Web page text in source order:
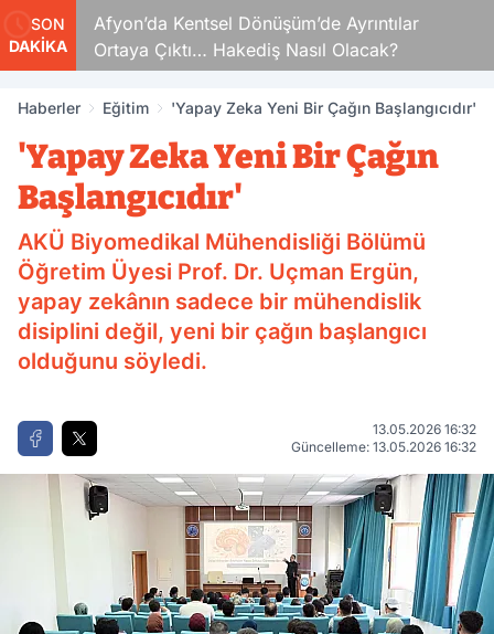
SON
DAKİKA
Afyon’da Kentsel Dönüşüm’de Ayrıntılar
Ortaya Çıktı… Hakediş Nasıl Olacak?
Haberler Eğitim 'Yapay Zeka Yeni Bir Çağın Başlangıcıdır'
'Yapay Zeka Yeni Bir Çağın
Başlangıcıdır'
AKÜ Biyomedikal Mühendisliği Bölümü
Öğretim Üyesi Prof. Dr. Uçman Ergün,
yapay zekânın sadece bir mühendislik
disiplini değil, yeni bir çağın başlangıcı
olduğunu söyledi.
13.05.2026 16:32
Güncelleme: 13.05.2026 16:32